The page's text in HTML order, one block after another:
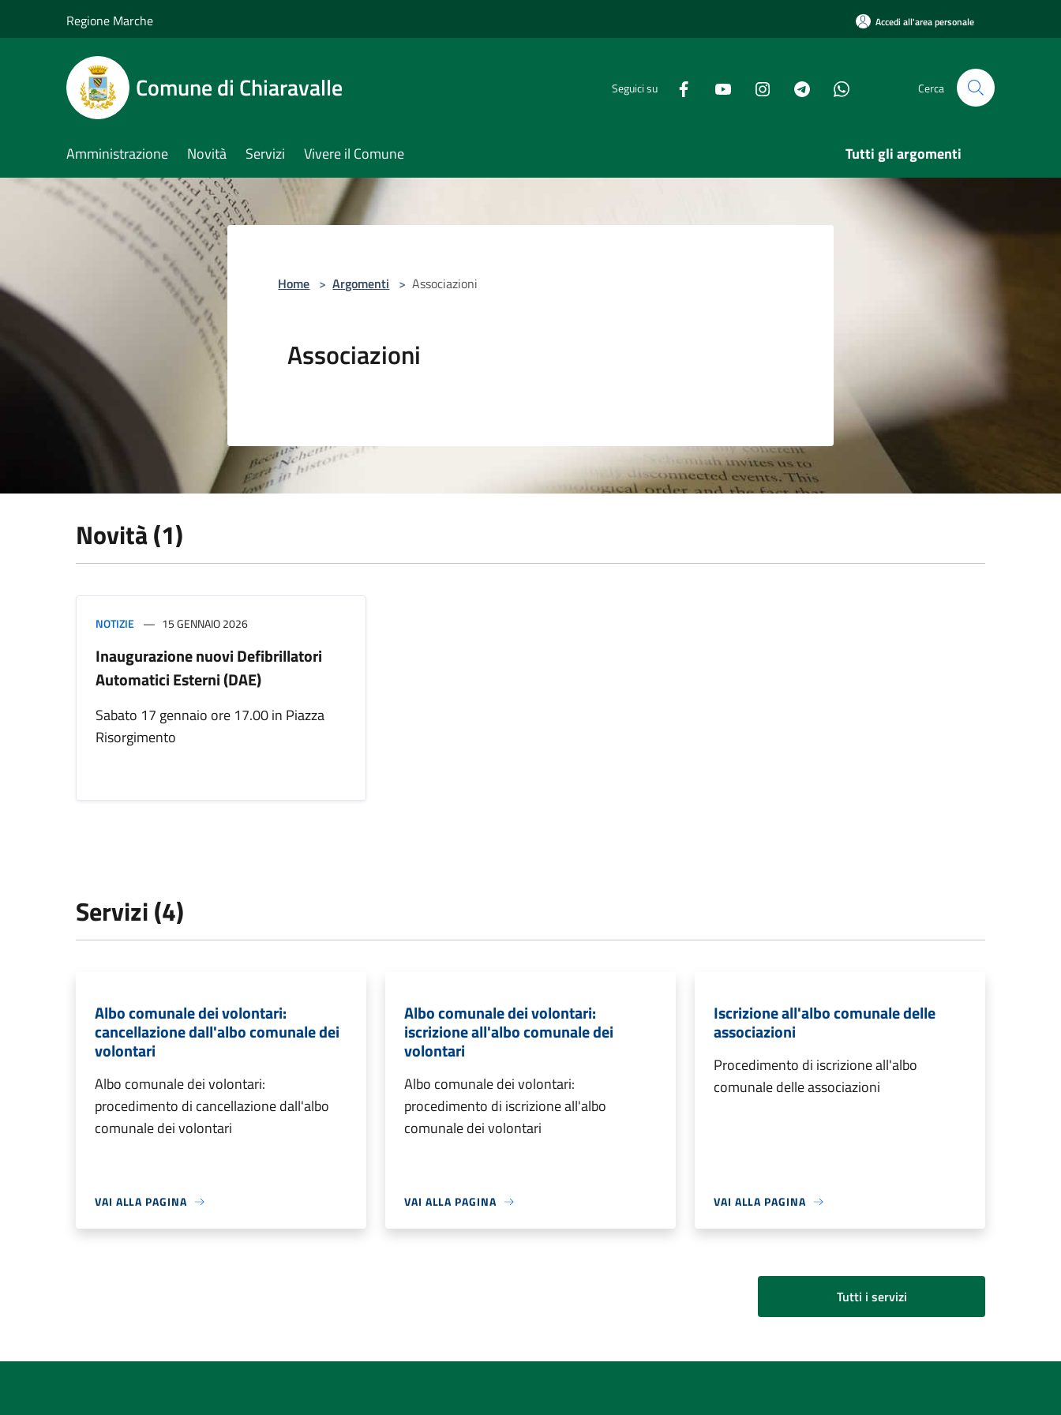
Regione Marche Accedi all'area personale
Comune di Chiaravalle Seguici su Cerca
Amministrazione Novità Servizi Vivere il Comune Tutti gli argomenti
Home > Argomenti > Associazioni
Associazioni
Novità (1)
NOTIZIE 15 GENNAIO 2026
Inaugurazione nuovi Defibrillatori
Automatici Esterni (DAE)
Sabato 17 gennaio ore 17.00 in Piazza
Risorgimento
Servizi (4)
Albo comunale dei volontari:
cancellazione dall'albo comunale dei
volontari
Albo comunale dei volontari:
procedimento di cancellazione dall'albo
comunale dei volontari
VAI ALLA PAGINA
Albo comunale dei volontari:
iscrizione all'albo comunale dei
volontari
Albo comunale dei volontari:
procedimento di iscrizione all'albo
comunale dei volontari
VAI ALLA PAGINA
Iscrizione all'albo comunale delle
associazioni
Procedimento di iscrizione all'albo
comunale delle associazioni
VAI ALLA PAGINA
Tutti i servizi